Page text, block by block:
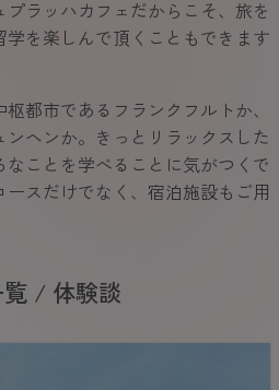
ラッハカフェだからこそ、旅を
を楽しんで頂くこともできます
都市であるフランクフルトか、
ヘンか。きっとリラックスした
ことを学べることに気がつくで
スだけでなく、宿泊施設もご用
/ 体験談